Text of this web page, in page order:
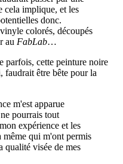
cela implique, et les
donc.
colorés, découpés
au FabLab…
parfois, cette peinture noire
faudrait être bête pour la
m'est apparue
pourrais tout
expérience et les
même qui m'ont permis
qualité visée de mes